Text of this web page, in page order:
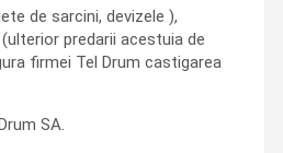
de sarcini, devizele ),
predarii acestuia de
firmei Tel Drum castigarea
SA.